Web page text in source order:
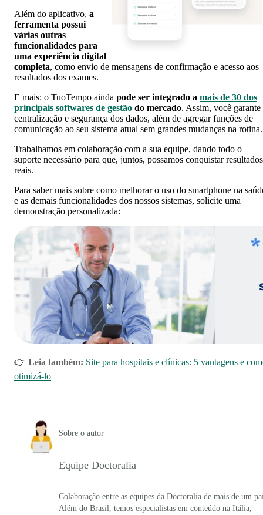
Além do aplicativo, a
ferramenta possui
várias outras
funcionalidades para
uma experiência digital
completa, como envio de mensagens de confirmação e acesso aos
resultados dos exames.
E mais: o TuoTempo ainda pode ser integrado a mais de 30 dos
principais softwares de gestão do mercado. Assim, você garante
centralização e segurança dos dados, além de agregar funções de
comunicação ao seu sistema atual sem grandes mudanças na rotina.
Trabalhamos em colaboração com a sua equipe, dando todo o
suporte necessário para que, juntos, possamos conquistar resultados
reais.
Para saber mais sobre como melhorar o uso do smartphone na
e as demais funcionalidades dos nossos sistemas, solicite uma
demonstração personalizada:
👉 Leia também: Site para hospitais e clínicas: 5 vantagens e
otimizá-lo
Sobre o autor
Equipe Doctoralia
Colaboração entre as equipes da Doctoralia de mais de um
Além do Brasil, temos especialistas em conteúdo na Itália,